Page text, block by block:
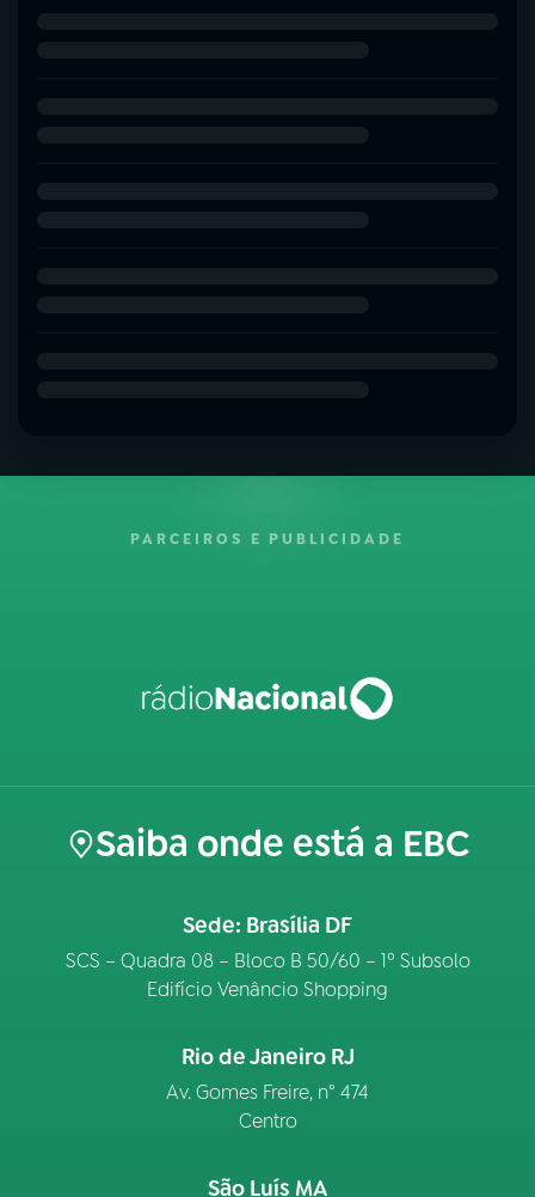
PARCEIROS E PUBLICIDADE
Saiba onde está a EBC
Sede: Brasília DF
SCS – Quadra 08 – Bloco B 50/60 – 1º Subsolo
Edifício Venâncio Shopping
Rio de Janeiro RJ
Av. Gomes Freire, n° 474
Centro
São Luís MA